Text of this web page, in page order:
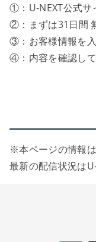
①：U-NEXT公式サ
②：まずは31日間
③：お客様情報を
④：内容を確認し
※本ページの情報
最新の配信状況は